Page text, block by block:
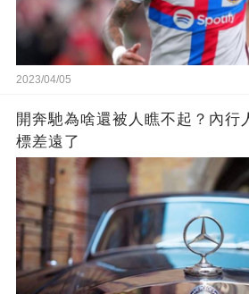
2023/04/05
開奔馳為啥還被人瞧不起？內行
標差遠了